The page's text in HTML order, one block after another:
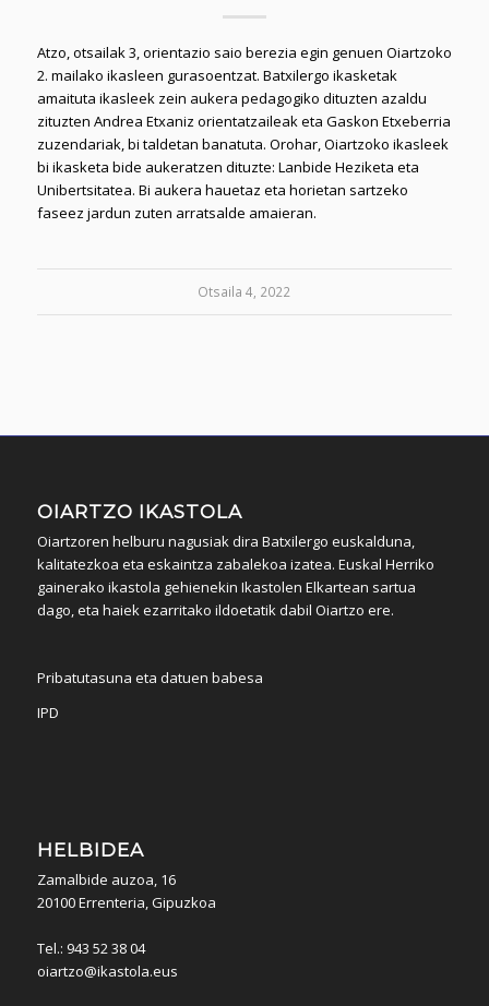
Atzo, otsailak 3, orientazio saio berezia egin genuen Oiartzoko
2. mailako ikasleen gurasoentzat. Batxilergo ikasketak
amaituta ikasleek zein aukera pedagogiko dituzten azaldu
zituzten Andrea Etxaniz orientatzaileak eta Gaskon Etxeberria
zuzendariak, bi taldetan banatuta. Orohar, Oiartzoko ikasleek
bi ikasketa bide aukeratzen dituzte: Lanbide Heziketa eta
Unibertsitatea. Bi aukera hauetaz eta horietan sartzeko
faseez jardun zuten arratsalde amaieran.
Otsaila 4, 2022
OIARTZO IKASTOLA
Oiartzoren helburu nagusiak dira Batxilergo euskalduna,
kalitatezkoa eta eskaintza zabalekoa izatea. Euskal Herriko
gainerako ikastola gehienekin Ikastolen Elkartean sartua
dago, eta haiek ezarritako ildoetatik dabil Oiartzo ere.
Pribatutasuna eta datuen babesa
IPD
HELBIDEA
Zamalbide auzoa, 16
20100 Errenteria, Gipuzkoa
Tel.: 943 52 38 04
oiartzo@ikastola.eus